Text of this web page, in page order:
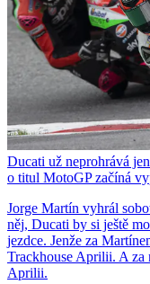
Ducati už neprohrává
o titul MotoGP začíná
Jorge Martín vyhrál
něj, Ducati by si ještě
jezdce. Jenže za
Trackhouse Aprilii. A za
Aprilii.